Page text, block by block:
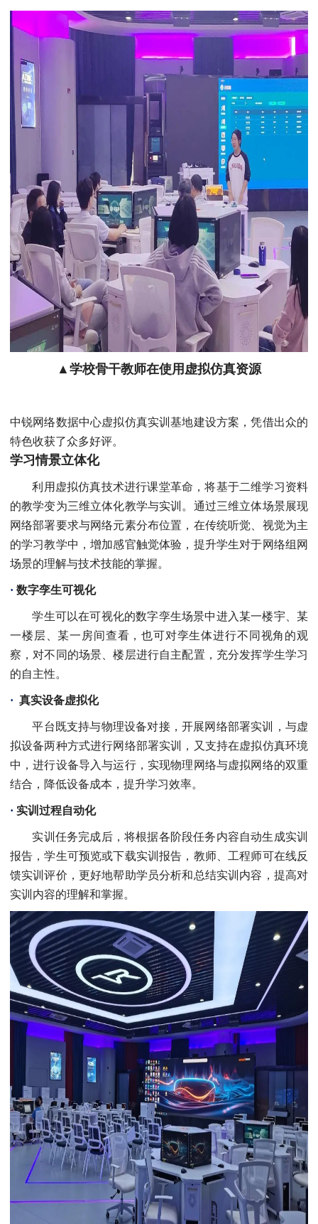
▲学校骨干教师在使用虚拟仿真资源
中锐网络数据中心虚拟仿真实训基地建设方案，凭借出众的
特色收获了众多好评。
学习情景立体化
利用虚拟仿真技术进行课堂革命，将基于二维学习资料
的教学变为三维立体化教学与实训。通过三维立体场景展现
网络部署要求与网络元素分布位置，在传统听觉、视觉为主
的学习教学中，增加感官触觉体验，提升学生对于网络组网
场景的理解与技术技能的掌握。
· 数字孪生可视化
学生可以在可视化的数字孪生场景中进入某一楼宇、某
一楼层、某一房间查看，也可对孪生体进行不同视角的观
察，对不同的场景、楼层进行自主配置，充分发挥学生学习
的自主性。
· 真实设备虚拟化
平台既支持与物理设备对接，开展网络部署实训，与虚
拟设备两种方式进行网络部署实训，又支持在虚拟仿真环境
中，进行设备导入与运行，实现物理网络与虚拟网络的双重
结合，降低设备成本，提升学习效率。
· 实训过程自动化
实训任务完成后，将根据各阶段任务内容自动生成实训
报告，学生可预览或下载实训报告，教师、工程师可在线反
馈实训评价，更好地帮助学员分析和总结实训内容，提高对
实训内容的理解和掌握。